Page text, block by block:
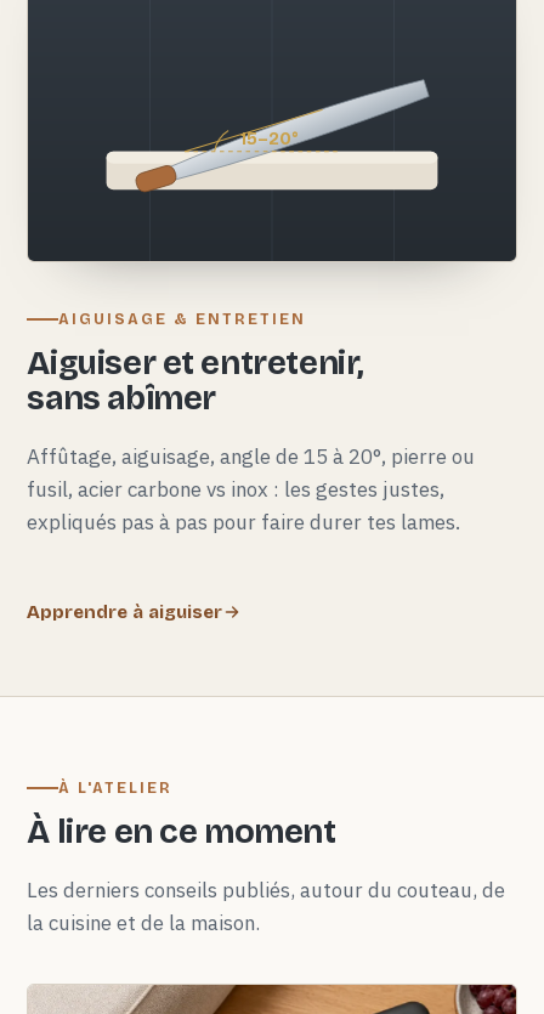
15–20°
AIGUISAGE & ENTRETIEN
Aiguiser et entretenir,
sans abîmer
Affûtage, aiguisage, angle de 15 à 20°, pierre ou
fusil, acier carbone vs inox : les gestes justes,
expliqués pas à pas pour faire durer tes lames.
Apprendre à aiguiser
À L'ATELIER
À lire en ce moment
Les derniers conseils publiés, autour du couteau, de
la cuisine et de la maison.